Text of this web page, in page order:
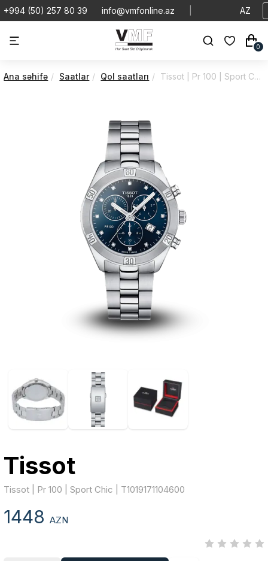
+994 (50) 257 80 39 info@vmfonline.az AZ
0
Ana səhifə Saatlar Qol saatları Tissot | Pr 100 | Sport Chic | T1019171104600
Tissot
Tissot | Pr 100 | Sport Chic | T1019171104600
1448AZN